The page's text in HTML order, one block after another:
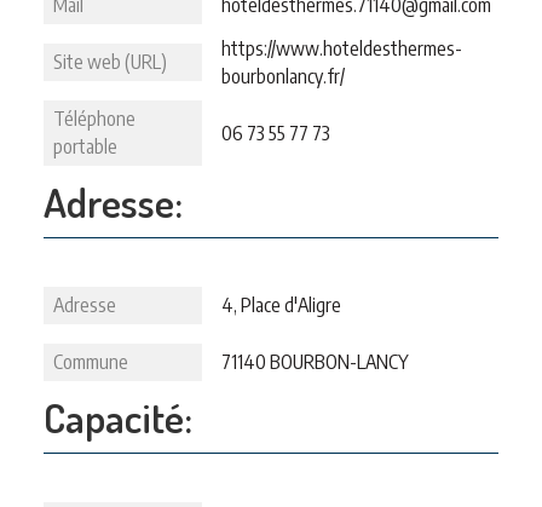
Mail hoteldesthermes.71140@gmail.com
Site web (URL)
https://www.hoteldesthermes-
bourbonlancy.fr/
Téléphone
portable
06 73 55 77 73
Adresse:
Adresse 4, Place d'Aligre
Commune 71140 BOURBON-LANCY
Capacité: